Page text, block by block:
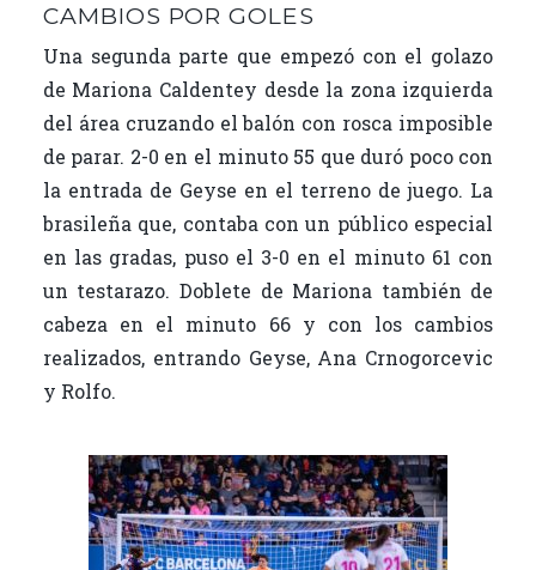
CAMBIOS POR GOLES
Una segunda parte que empezó con el golazo
de Mariona Caldentey desde la zona izquierda
del área cruzando el balón con rosca imposible
de parar. 2-0 en el minuto 55 que duró poco con
la entrada de Geyse en el terreno de juego. La
brasileña que, contaba con un público especial
en las gradas, puso el 3-0 en el minuto 61 con
un testarazo. Doblete de Mariona también de
cabeza en el minuto 66 y con los cambios
realizados, entrando Geyse, Ana Crnogorcevic
y Rolfo.